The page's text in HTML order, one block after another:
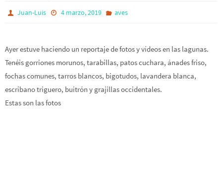
Juan-Luis 4 marzo, 2019 aves
Ayer estuve haciendo un reportaje de fotos y vídeos en las lagunas.
Tenéis gorriones morunos, tarabillas, patos cuchara, ánades friso,
fochas comunes, tarros blancos, bigotudos, lavandera blanca,
escribano triguero, buitrón y grajillas occidentales.
Estas son las fotos